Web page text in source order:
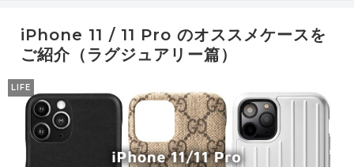
iPhone 11 / 11 Pro のオススメケースを
ご紹介（ラグジュアリー篇）
LIFE